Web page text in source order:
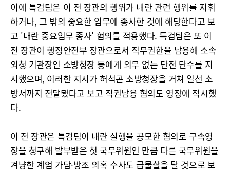
이에 특검팀은 이 전 장관의 행위가 내란 관련 행위를 지휘
하거나, 그 밖의 중요한 임무에 종사한 것에 해당한다고 보
고 '내란 중요임무 종사' 혐의를 적용했다. 특검팀은 또 이
전 장관이 행정안전부 장관으로서 직무권한을 남용해 소속
외청 기관장인 소방청장 등에게 의무 없는 단전 단수를 지
시했으며, 이러한 지시가 허석곤 소방청장을 거쳐 일선 소
방서까지 전달됐다고 보고 직권남용 혐의도 영장에 적시했
다.
이 전 장관은 특검팀이 내란 실행을 공모한 혐의로 구속영
장을 청구해 발부받은 첫 국무위원인 만큼 다른 국무위원을
겨냥한 계엄 가담·방조 의혹 수사도 급물살을 탈 것으로 보